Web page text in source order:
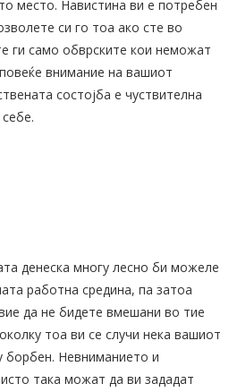
место. Навистина ви е потребен
си го тоа ако сте во
ги само обврските кои неможат
внимание на вашиот
состојба е чуствителна
денеска многу лесно би можеле
работна средина, па затоа
да не бидете вмешани во тие
тоа ви се случи нека вашиот
борбен. Невниманието и
така можат да ви зададат